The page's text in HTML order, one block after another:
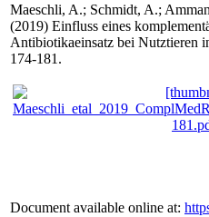
Maeschli, A.; Schmidt, A.;
(2019) Einfluss eines
Antibiotikaeinsatz bei Nutztieren
174-181.
Document available online at: